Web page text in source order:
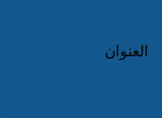
العنوان